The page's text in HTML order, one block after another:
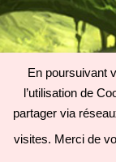
En poursuivant
l’utilisation de
partager via
visites. Merci de